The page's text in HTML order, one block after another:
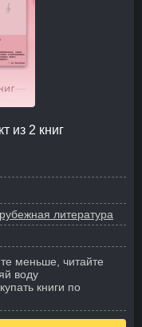
из 2 книг
литература
меньше, читайте
воду
книги по